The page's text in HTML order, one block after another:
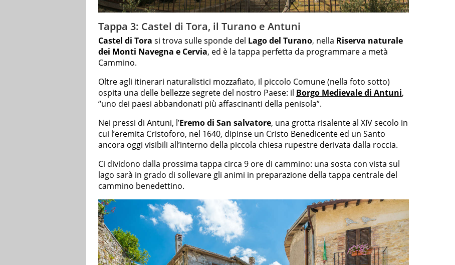
Tappa 3: Castel di Tora, il Turano e Antuni
Castel di Tora si trova sulle sponde del Lago del Turano, nella Riserva naturale
dei Monti Navegna e Cervia, ed è la tappa perfetta da programmare a metà
Cammino.
Oltre agli itinerari naturalistici mozzafiato, il piccolo Comune (nella foto sotto)
ospita una delle bellezze segrete del nostro Paese: il Borgo Medievale di Antuni,
“uno dei paesi abbandonati più affascinanti della penisola”.
Nei pressi di Antuni, l’Eremo di San salvatore, una grotta risalente al XIV secolo in
cui l’eremita Cristoforo, nel 1640, dipinse un Cristo Benedicente ed un Santo
ancora oggi visibili all’interno della piccola chiesa rupestre derivata dalla roccia.
Ci dividono dalla prossima tappa circa 9 ore di cammino: una sosta con vista sul
lago sarà in grado di sollevare gli animi in preparazione della tappa centrale del
cammino benedettino.